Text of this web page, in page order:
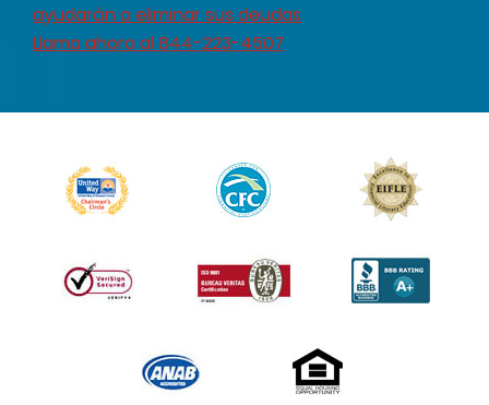
ayudarán a eliminar sus deudas
Llama ahora al 844-223-4507